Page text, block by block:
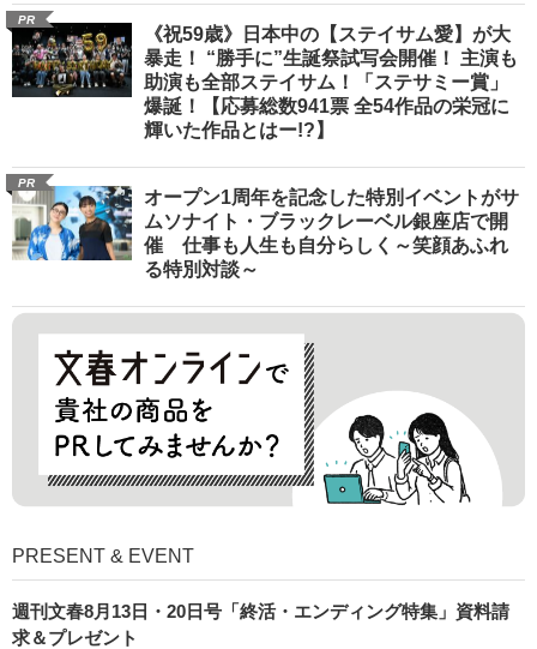
PR
《祝59歳》日本中の【ステイサム愛】が大
暴走！ “勝手に”生誕祭試写会開催！ 主演も
助演も全部ステイサム！「ステサミー賞」
爆誕！【応募総数941票 全54作品の栄冠に
輝いた作品とはー!?】
PR
オープン1周年を記念した特別イベントがサ
ムソナイト・ブラックレーベル銀座店で開
催 仕事も人生も自分らしく～笑顔あふれ
る特別対談～
PRESENT & EVENT
週刊文春8月13日・20日号「終活・エンディング特集」資料請
求＆プレゼント